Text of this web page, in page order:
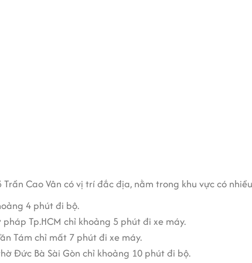
các bước lọc, khử mùi, diệt khuẩn và tái sử dụng. Rác
toàn.
thông gió và điều hòa không khí chuẩn quốc tế,
hệ thống điều khiển thông minh, giúp người dùng
năng lượng và tăng cường an ninh cho văn phòng.
Vân Quận 1 sở hữu hệ thống 2 thang máy tốc độ cao
đèn chiếu sáng tiết kiệm điện, có tuổi thọ cao, ánh
Trần Cao Vân có vị trí đắc địa, nằm trong khu vực có
4 phút đi bộ.
pháp Tp.HCM chỉ khoảng 5 phút đi xe máy.
Tám chỉ mất 7 phút đi xe máy.
Đức Bà Sài Gòn chỉ khoảng 10 phút đi bộ.